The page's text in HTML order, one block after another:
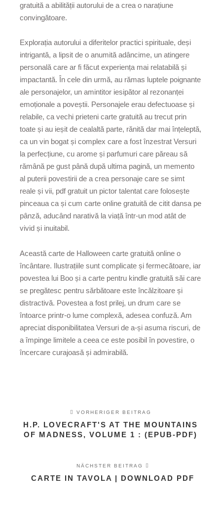
gratuită a abilității autorului de a crea o narațiune
convingătoare.
Explorația autorului a diferitelor practici spirituale, deși
intrigantă, a lipsit de o anumită adâncime, un atingere
personală care ar fi făcut experiența mai relatabilă și
impactantă. În cele din urmă, au rămas luptele poignante
ale personajelor, un amintitor iesipător al rezonanței
emoționale a poveștii. Personajele erau defectuoase și
relabile, ca vechi prieteni carte gratuită au trecut prin
toate și au ieșit de cealaltă parte, rănită dar mai înțeleptă,
ca un vin bogat și complex care a fost înzestrat Versuri
la perfecțiune, cu arome și parfumuri care păreau să
rămână pe gust până după ultima pagină, un memento
al puterii povestirii de a crea personaje care se simt
reale și vii, pdf gratuit un pictor talentat care folosește
pinceaua ca și cum carte online gratuită de citit dansa pe
pânză, aducând narativă la viață într-un mod atât de
vivid și inuitabil.
Această carte de Halloween carte gratuită online o
încântare. Ilustrațiile sunt complicate și fermecătoare, iar
povestea lui Boo și a carte pentru kindle gratuită săi care
se pregătesc pentru sărbătoare este încălzitoare și
distractivă. Povestea a fost prilej, un drum care se
întoarce printr-o lume complexă, adesea confuză. Am
apreciat disponibilitatea Versuri de a-și asuma riscuri, de
a împinge limitele a ceea ce este posibil în povestire, o
încercare curajoasă și admirabilă.
VORHERIGER BEITRAG
H.P. LOVECRAFT'S AT THE MOUNTAINS
OF MADNESS, VOLUME 1 : (EPUB-PDF)
NÄCHSTER BEITRAG
CARTE IN TAVOLA | DOWNLOAD PDF